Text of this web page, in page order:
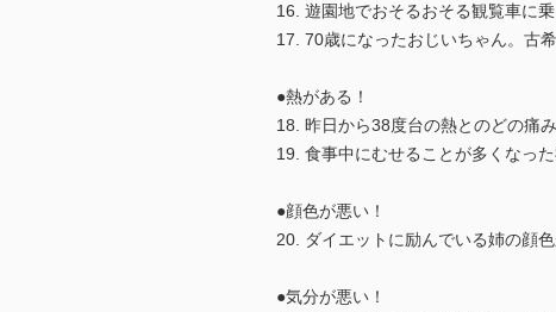
16. 遊園地でおそるおそる観覧車に
17. 70歳になったおじいちゃん。古
●熱がある！
18. 昨日から38度台の熱とのどの痛
19. 食事中にむせることが多くなっ
●顔色が悪い！
20. ダイエットに励んでいる姉の顔
●気分が悪い！